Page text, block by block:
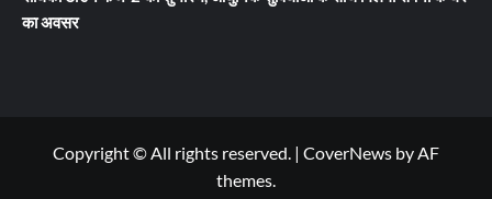
का अवसर
Copyright © All rights reserved. | CoverNews by AF
themes.